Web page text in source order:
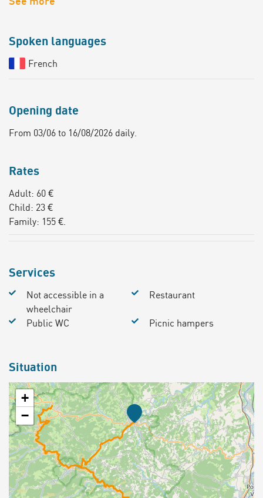
Spoken languages
French
Opening date
From 03/06 to 16/08/2026 daily.
Rates
Adult: 60 €
Child: 23 €
Family: 155 €.
Services
Not accessible in a
wheelchair
Restaurant
Public WC Picnic hampers
Situation
+
−